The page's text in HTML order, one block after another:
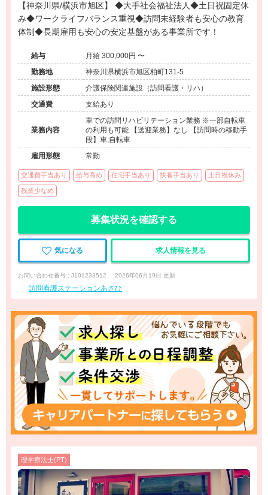
【神奈川県/横浜市旭区】 ◆大手社会福祉法人◆土日祝固定休
み◆ワークライフバランス重視◆訪問未経験者も安心の教育
体制◆長期雇用も安心の安定基盤がある事業所です！
給与
月給 300,000円 〜
勤務地
神奈川県横浜市旭区柏町131-5
施設形態
介護保険関連施設（訪問看護・リハ）
交通費
支給あり
業務内容
車での訪問リハビリテーション業務 ※一部自転車
の利用も可能 【送迎業務】なし 【訪問時の移動手
段】車;自転車
雇用形態
常勤
交通費手当あり 給与高め 住宅手当あり 扶養手当あり 土日祝休み
残業少なめ
募集状況を確認する
気になる 求人情報を見る
お問い合わせ番号 : J101233512 2026年06月19日 更新
訪問看護ステーションあさひ
理学療法士(PT)